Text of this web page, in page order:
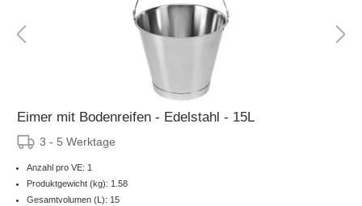
Eimer mit Bodenreifen - Edelstahl - 15L
3 - 5 Werktage
Anzahl pro VE: 1
Produktgewicht (kg): 1.58
Gesamtvolumen (L): 15